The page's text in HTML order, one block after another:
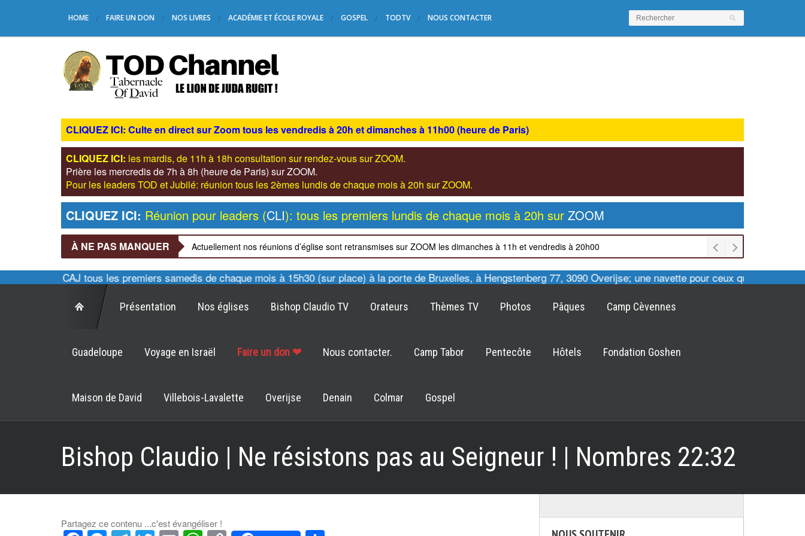
HOME FAIRE UN DON NOS LIVRES ACADÉMIE ET ÉCOLE ROYALE GOSPEL TODTV NOUS CONTACTER
CLIQUEZ ICI: Culte en direct sur Zoom tous les vendredis à 20h et dimanches à 11h00 (heure de Paris)
CLIQUEZ ICI: les mardis, de 11h à 18h consultation sur rendez-vous sur ZOOM.
Prière les mercredis de 7h à 8h (heure de Paris) sur ZOOM.
Pour les leaders TOD et Jubilé: réunion tous les 2èmes lundis de chaque mois à 20h sur ZOOM.
CLIQUEZ ICI: Réunion pour leaders (CLI): tous les premiers lundis de chaque mois à 20h sur ZOOM
À NE PAS MANQUER Actuellement nos réunions d’église sont retransmises sur ZOOM les dimanches à 11h et vendredis à 20h00
des CAJ tous les premiers samedis de chaque mois à 15h30 (sur place) à la porte de Bruxelles, à Hengstenberg 77, 3090 Overijse; une navette pour ceux qui le
Présentation Nos églises Bishop Claudio TV Orateurs Thèmes TV Photos Pâques Camp Cèvennes
Guadeloupe Voyage en Israël Faire un don ❤ Nous contacter. Camp Tabor Pentecôte Hôtels Fondation Goshen
Maison de David Villebois-Lavalette Overijse Denain Colmar Gospel
Bishop Claudio | Ne résistons pas au Seigneur ! | Nombres 22:32
Partagez ce contenu ...c'est évangéliser !